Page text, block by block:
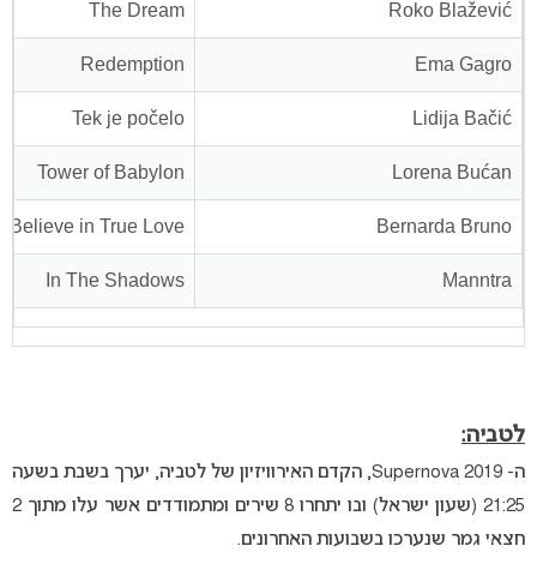
Roko Blažević
The Dream
Ema Gagro
Redemption
Lidija Bačić
Tek je počelo
Lorena Bućan
Tower of Babylon
Bernarda Bruno
I Believe in True Love
Manntra
In The Shadows
לטביה:
ה- Supernova 2019, הקדם האירוויזיון של לטביה, יערך בשבת בשעה
21:25 (שעון ישראל) ובו יתחרו 8 שירים ומתמודדים אשר עלו מתוך 2
חצאי גמר שנערכו בשבועות האחרונים.